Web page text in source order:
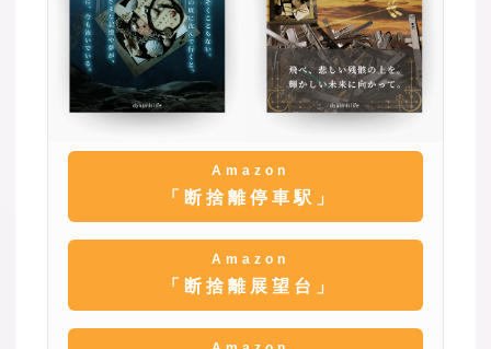
Amazon
「断捨離停車駅」
Amazon
「断捨離展望台」